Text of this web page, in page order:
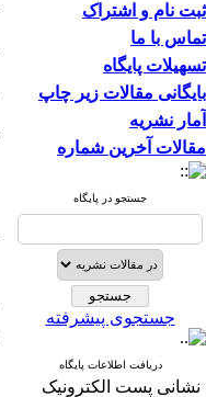
ثبت نام و اشتراک
تماس با ما
تسهیلات پایگاه
بایگانی مقالات زیر چاپ
آمار نشریه
مقالات آخرین شماره
جستجو در پایگاه
جستجوی پیشرفته
دریافت اطلاعات پایگاه
نشانی پست الکترونیک